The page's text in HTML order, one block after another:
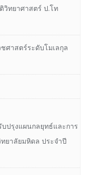
วิทยาศาสตร์ ป.โท
ชศาสตร์ระดับโมเลกุล
ปรุงแผนกลยุทธ์และการ
ยาลัยมหิดล ประจำปี